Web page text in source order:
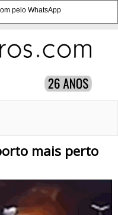
pelo WhatsApp
mais perto